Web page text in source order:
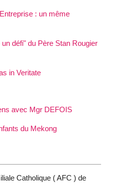
: un même
défi" du Père Stan Rougier
in Veritate
avec Mgr DEFOIS
du Mekong
Catholique ( AFC ) de